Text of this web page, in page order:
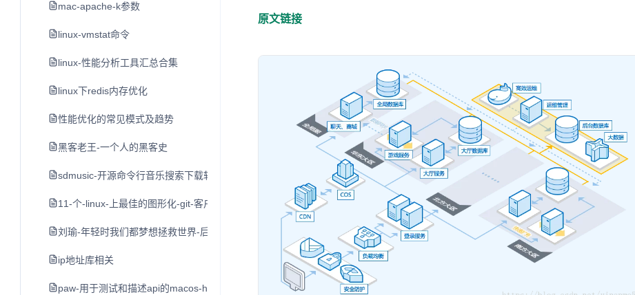
mac-apache-k参数
linux-vmstat命令
linux-性能分析工具汇总合集
linux下redis内存优化
性能优化的常见模式及趋势
黑客老王-一个人的黑客史
sdmusic-开源命令行音乐搜索下载软件
11-个-linux-上最佳的图形化-git-客户端
刘瑜-年轻时我们都梦想拯救世界-后来
ip地址库相关
paw-用于测试和描述api的macos-http客户端
原文链接